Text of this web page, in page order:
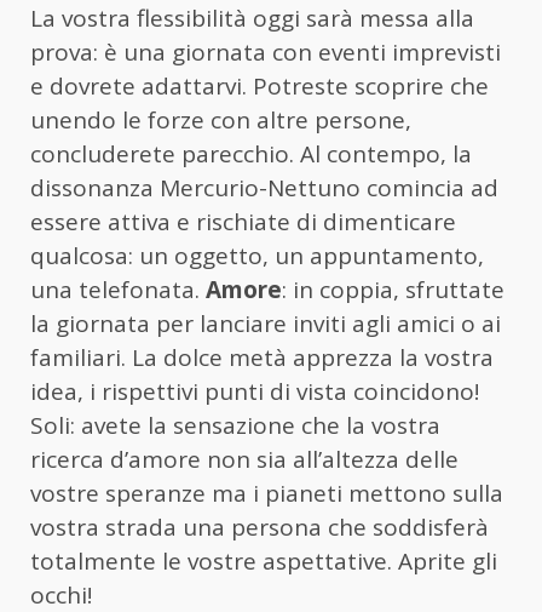
La vostra flessibilità oggi sarà messa alla
prova: è una giornata con eventi imprevisti
e dovrete adattarvi. Potreste scoprire che
unendo le forze con altre persone,
concluderete parecchio. Al contempo, la
dissonanza Mercurio-Nettuno comincia ad
essere attiva e rischiate di dimenticare
qualcosa: un oggetto, un appuntamento,
una telefonata. Amore: in coppia, sfruttate
la giornata per lanciare inviti agli amici o ai
familiari. La dolce metà apprezza la vostra
idea, i rispettivi punti di vista coincidono!
Soli: avete la sensazione che la vostra
ricerca d’amore non sia all’altezza delle
vostre speranze ma i pianeti mettono sulla
vostra strada una persona che soddisferà
totalmente le vostre aspettative. Aprite gli
occhi!